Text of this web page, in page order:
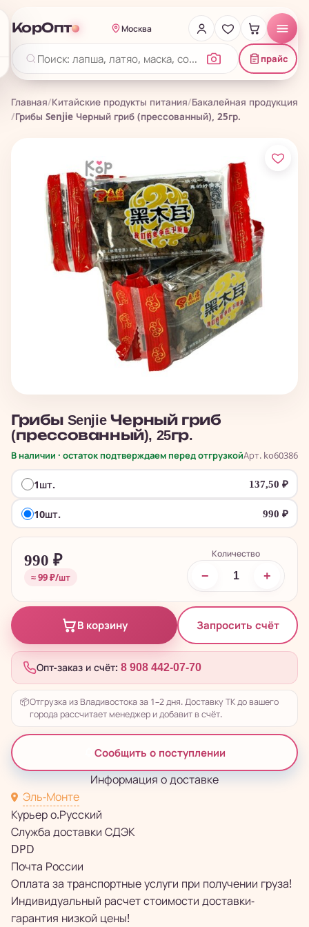
КорОпт Москва
прайс
Главная/Китайские продукты питания/Бакалейная продукция
/Грибы Senjie Черный гриб (прессованный), 25гр.
Грибы Senjie Черный гриб
(прессованный), 25гр.
В наличии · остаток подтверждаем перед отгрузкойАрт. ko60386
1шт. 137,50 ₽
10шт. 990 ₽
990 ₽
≈ 99 ₽/шт
Количество
− +
В корзину Запросить счёт
Опт-заказ и счёт: 8 908 442-07-70
📦Отгрузка из Владивостока за 1–2 дня. Доставку ТК до вашего
города рассчитает менеджер и добавит в счёт.
Сообщить о поступлении
Информация о доставке
Эль-Монте
Курьер о.Русский
Служба доставки СДЭК
DPD
Почта России
Оплата за транспортные услуги при получении груза!
Индивидуальный расчет стоимости доставки-
гарантия низкой цены!